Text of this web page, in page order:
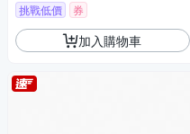
挑戰低價
券
加入購物車